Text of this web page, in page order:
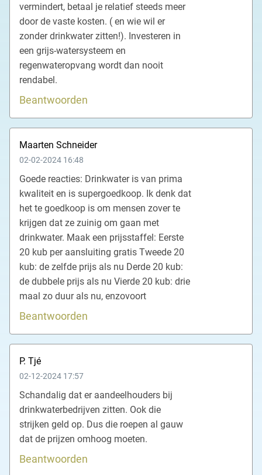
vermindert, betaal je relatief steeds meer
door de vaste kosten. ( en wie wil er
zonder drinkwater zitten!). Investeren in
een grijs-watersysteem en
regenwateropvang wordt dan nooit
rendabel.
Beantwoorden
Maarten Schneider
02-02-2024 16:48
Goede reacties: Drinkwater is van prima
kwaliteit en is supergoedkoop. Ik denk dat
het te goedkoop is om mensen zover te
krijgen dat ze zuinig om gaan met
drinkwater. Maak een prijsstaffel: Eerste
20 kub per aansluiting gratis Tweede 20
kub: de zelfde prijs als nu Derde 20 kub:
de dubbele prijs als nu Vierde 20 kub: drie
maal zo duur als nu, enzovoort
Beantwoorden
P. Tjé
02-12-2024 17:57
Schandalig dat er aandeelhouders bij
drinkwaterbedrijven zitten. Ook die
strijken geld op. Dus die roepen al gauw
dat de prijzen omhoog moeten.
Beantwoorden